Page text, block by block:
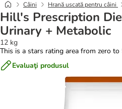
Câini Hrană uscată pentru câini
Hill's Prescription
Urinary + Metabolic
12 kg
This is a stars rating area from zero to
Evaluaţi produsul